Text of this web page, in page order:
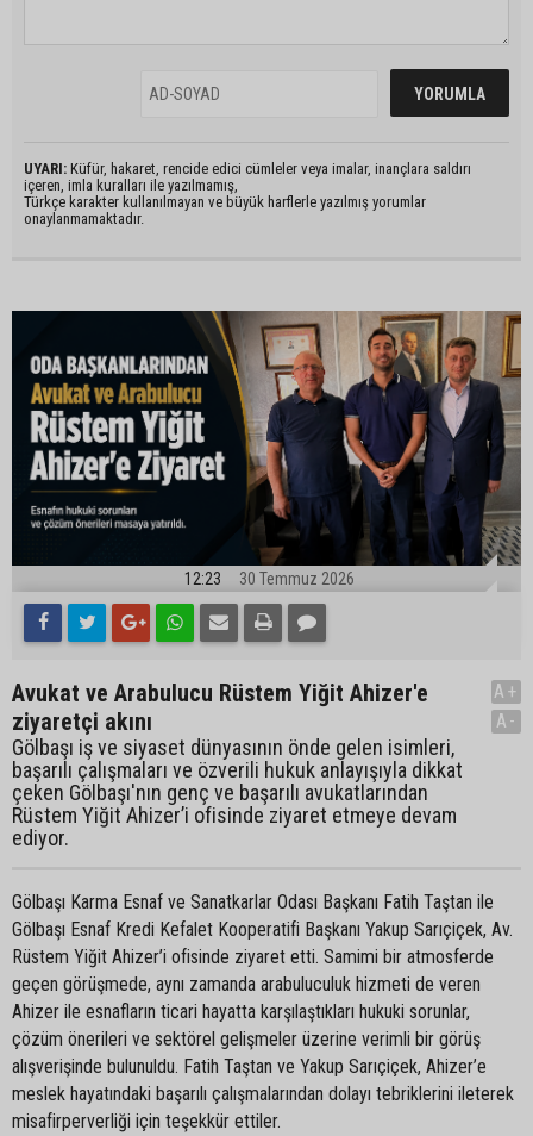
UYARI: Küfür, hakaret, rencide edici cümleler veya imalar, inançlara saldırı
içeren, imla kuralları ile yazılmamış,
Türkçe karakter kullanılmayan ve büyük harflerle yazılmış yorumlar
onaylanmamaktadır.
12:23 30 Temmuz 2026
Avukat ve Arabulucu Rüstem Yiğit Ahizer'e
ziyaretçi akını
Gölbaşı iş ve siyaset dünyasının önde gelen isimleri,
başarılı çalışmaları ve özverili hukuk anlayışıyla dikkat
çeken Gölbaşı'nın genç ve başarılı avukatlarından
Rüstem Yiğit Ahizer’i ofisinde ziyaret etmeye devam
ediyor.
A+
A-
Gölbaşı Karma Esnaf ve Sanatkarlar Odası Başkanı Fatih Taştan ile
Gölbaşı Esnaf Kredi Kefalet Kooperatifi Başkanı Yakup Sarıçiçek, Av.
Rüstem Yiğit Ahizer’i ofisinde ziyaret etti. Samimi bir atmosferde
geçen görüşmede, aynı zamanda arabuluculuk hizmeti de veren
Ahizer ile esnafların ticari hayatta karşılaştıkları hukuki sorunlar,
çözüm önerileri ve sektörel gelişmeler üzerine verimli bir görüş
alışverişinde bulunuldu. Fatih Taştan ve Yakup Sarıçiçek, Ahizer’e
meslek hayatındaki başarılı çalışmalarından dolayı tebriklerini ileterek
misafirperverliği için teşekkür ettiler.